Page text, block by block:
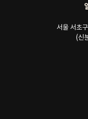
서울 서초
(신